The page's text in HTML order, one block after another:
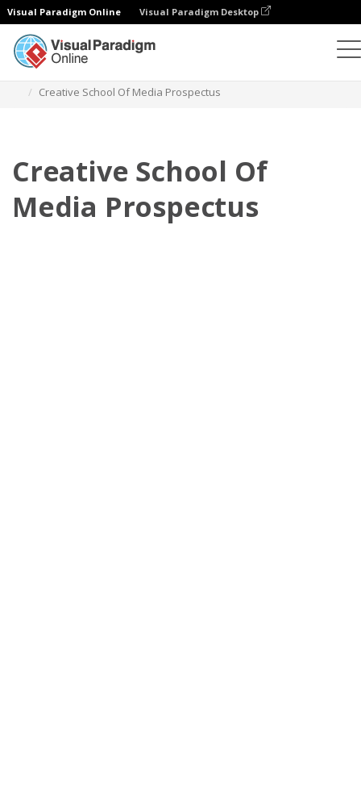
Visual Paradigm Online Visual Paradigm Desktop
Creative School Of Media Prospectus
Creative School Of
Media Prospectus